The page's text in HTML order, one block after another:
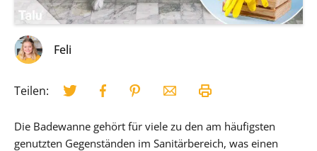
Feli
Teilen:
Die Badewanne gehört für viele zu den am häufigsten
genutzten Gegenständen im Sanitärbereich, was einen